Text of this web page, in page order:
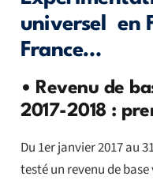
universel en
France…
• Revenu de
2017-2018 :
Du 1er janvier 2017 au
testé un revenu de